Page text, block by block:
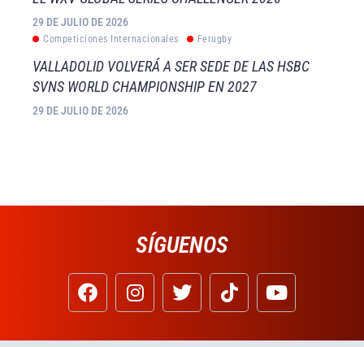
29 DE JULIO DE 2026
Competiciones Internacionales Ferugby
VALLADOLID VOLVERÁ A SER SEDE DE LAS HSBC
SVNS WORLD CHAMPIONSHIP EN 2027
29 DE JULIO DE 2026
SÍGUENOS